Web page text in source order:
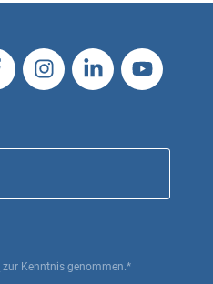
zur Kenntnis genommen.*